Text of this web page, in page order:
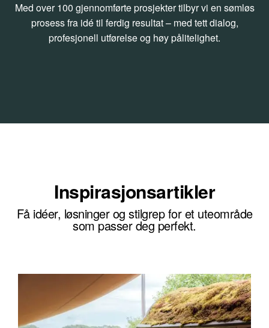
Med over 100 gjennomførte prosjekter tilbyr vi en sømløs
prosess fra idé til ferdig resultat – med tett dialog,
profesjonell utførelse og høy pålitelighet.
Inspirasjonsartikler
Få idéer, løsninger og stilgrep for et uteområde
som passer deg perfekt.